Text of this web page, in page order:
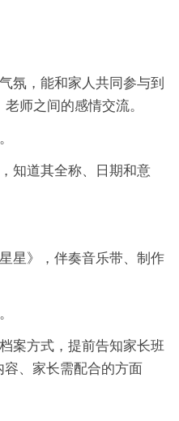
氛，能和家人共同参与到
师之间的感情交流。
知道其全称、日期和意
星》，伴奏音乐带、制作
案方式，提前告知家长班
、家长需配合的方面